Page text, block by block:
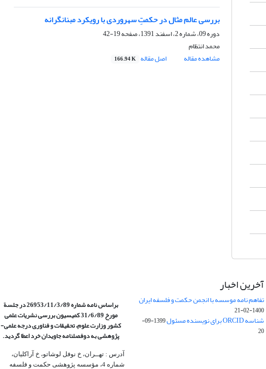
بررسی عالم مثال در حکمتِ سهروردی با رویکرد مبنانگرانه
دوره 09، شماره 2، اسفند 1391، صفحه
19-42
محمد انتظام
مشاهده مقاله
اصل مقاله 166.94 K
آخرین اخبار
تفاهم نامه موسسه با انجمن حکمت و فلسفه ایران
1400-02-21
شناسه ORCID برای نویسنده مسئول
1399-09-
20
براساس نامه شماره 26953/11/3/89 در جلسة
مورخ 31/6/89 کمیسیون
بررسی نشریات علمی
کشور وزارت علوم، تحقیقات و فناوری درجه علمی‌-
پژوهشیبه دوفصلنامه جاویدان خرد اعطا گردید.
آدرس : تهــران، خ نوفل لوشاتو، خ آراکلیان،
شماره 4،‌ مؤسسه پژوهشی حکمت و فلسفه